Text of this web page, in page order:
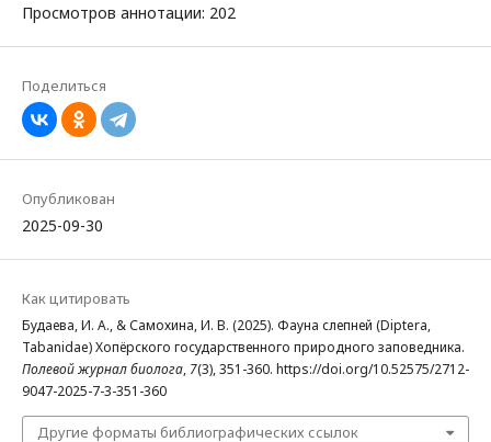
Просмотров аннотации: 202
Поделиться
Опубликован
2025-09-30
Как цитировать
Будаева, И. А., & Самохина, И. В. (2025). Фауна слепней (Diptera,
Tabanidae) Хопёрского государственного природного заповедника.
Полевой журнал биолога, 7(3), 351-360. https://doi.org/10.52575/2712-
9047-2025-7-3-351-360
Другие форматы библиографических ссылок